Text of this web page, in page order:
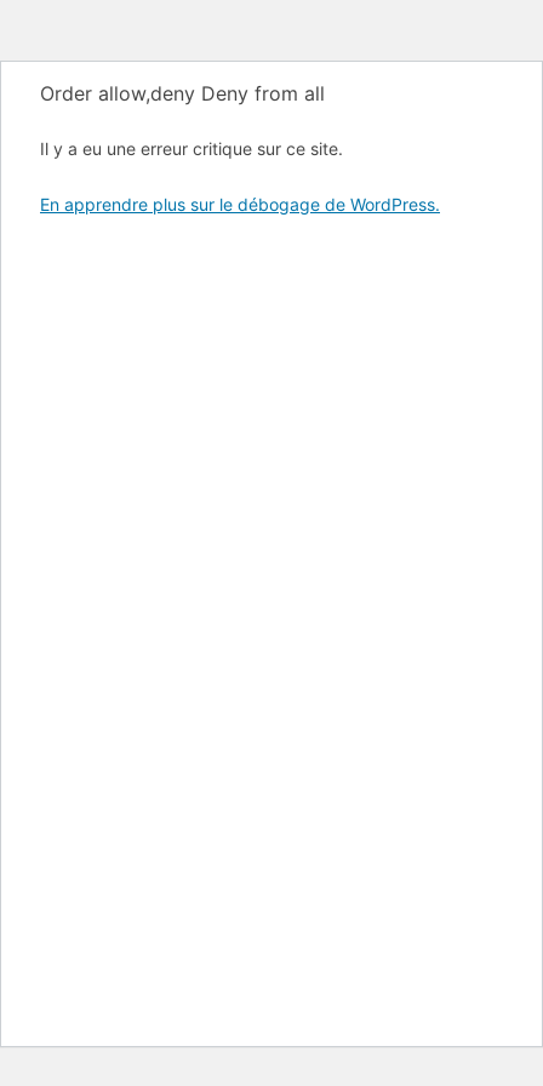
Order allow,deny Deny from all
Il y a eu une erreur critique sur ce site.
En apprendre plus sur le débogage de WordPress.